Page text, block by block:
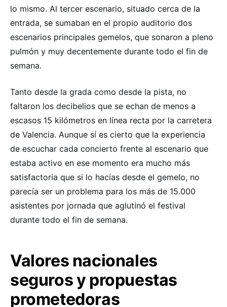
lo mismo. Al tercer escenario, situado cerca de la
entrada, se sumaban en el propio auditorio dos
escenarios principales gemelos, que sonaron a pleno
pulmón y muy decentemente durante todo el fin de
semana.
Tanto desde la grada como desde la pista, no
faltaron los decibelios que se echan de menos a
escasos 15 kilómetros en línea recta por la carretera
de Valencia. Aunque sí es cierto que la experiencia
de escuchar cada concierto frente al escenario que
estaba activo en ese momento era mucho más
satisfactoria que si lo hacías desde el gemelo, no
parecía ser un problema para los más de 15.000
asistentes por jornada que aglutinó el festival
durante todo el fin de semana.
Valores nacionales
seguros y propuestas
prometedoras